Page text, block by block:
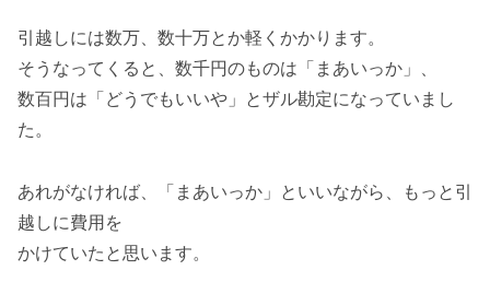
引越しには数万、数十万とか軽くかかります。
そうなってくると、数千円のものは「まあいっか」、
数百円は「どうでもいいや」とザル勘定になっていまし
た。
あれがなければ、「まあいっか」といいながら、もっと引
越しに費用を
かけていたと思います。